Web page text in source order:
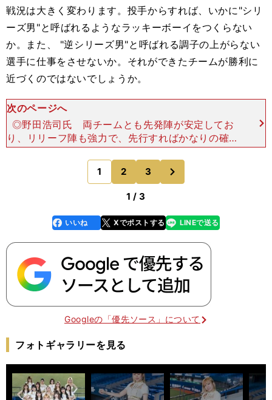
戦況は大きく変わります。投手からすれば、いかに"シリ
ーズ男"と呼ばれるようなラッキーボーイをつくらない
か。また、 "逆シリーズ男"と呼ばれる調子の上がらない
選手に仕事をさせないか。それができたチームが勝利に
近づくのではないでしょうか。
次のページへ
◎野田浩司氏 両チームとも先発陣が安定してお
り、リリーフ陣も強力で、先行すればかなりの確率
で逃げ切れます。おそらくどの試合もロースコアの
展開になるでしょう。それだけに先発投手の出来が
勝敗を大きく左右
1 2 3
1 / 3
faceboo
k
いいね Xでポストする
line LINEで送る
Googleの「優先ソース」について
フォトギャラリーを見る